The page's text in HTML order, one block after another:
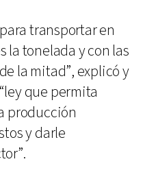
transportar en
la tonelada y con las
la mitad”, explicó y
que permita
producción
y darle